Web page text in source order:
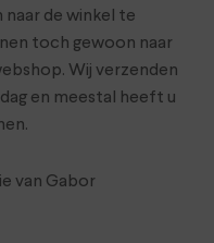
de winkel te
toch gewoon naar
Wij verzenden
en meestal heeft u
van Gabor